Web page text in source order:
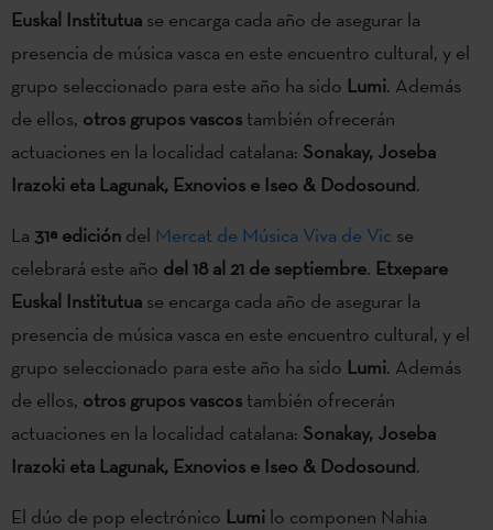
Euskal Institutua se encarga cada año de asegurar la
presencia de música vasca en este encuentro cultural, y el
grupo seleccionado para este año ha sido Lumi. Además
de ellos, otros grupos vascos también ofrecerán
actuaciones en la localidad catalana: Sonakay, Joseba
Irazoki eta Lagunak, Exnovios e Iseo & Dodosound.
La 31ª edición del Mercat de Música Viva de Vic se
celebrará este año del 18 al 21 de septiembre. Etxepare
Euskal Institutua se encarga cada año de asegurar la
presencia de música vasca en este encuentro cultural, y el
grupo seleccionado para este año ha sido Lumi. Además
de ellos, otros grupos vascos también ofrecerán
actuaciones en la localidad catalana: Sonakay, Joseba
Irazoki eta Lagunak, Exnovios e Iseo & Dodosound.
El dúo de pop electrónico Lumi lo componen Nahia